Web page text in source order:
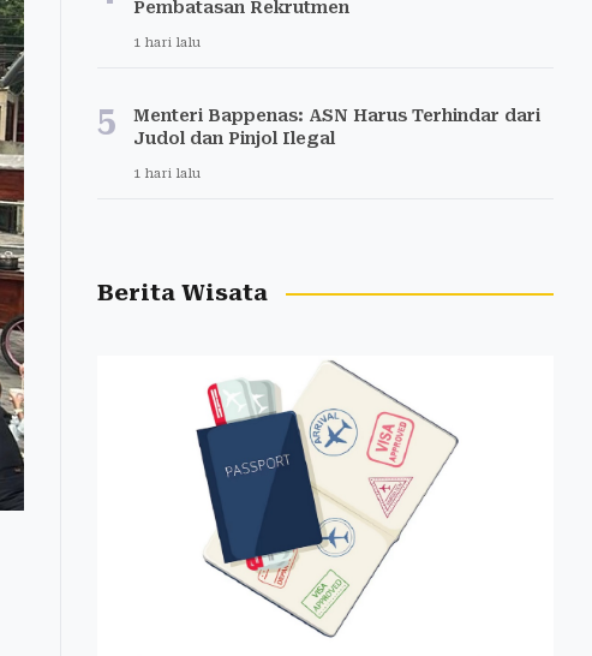
Pembatasan Rekrutmen
1 hari lalu
5
Menteri Bappenas: ASN Harus Terhindar dari
Judol dan Pinjol Ilegal
1 hari lalu
Berita Wisata